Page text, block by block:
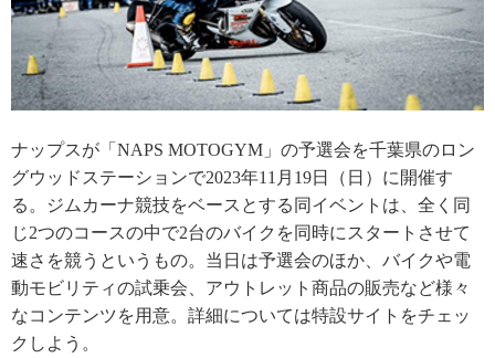
ナップスが「NAPS MOTOGYM」の予選会を千葉県のロン
グウッドステーションで2023年11月19日（日）に開催す
る。ジムカーナ競技をベースとする同イベントは、全く同
じ2つのコースの中で2台のバイクを同時にスタートさせて
速さを競うというもの。当日は予選会のほか、バイクや電
動モビリティの試乗会、アウトレット商品の販売など様々
なコンテンツを用意。詳細については特設サイトをチェッ
クしよう。